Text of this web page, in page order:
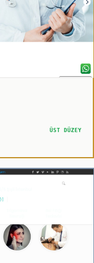
ÜST DÜZEY